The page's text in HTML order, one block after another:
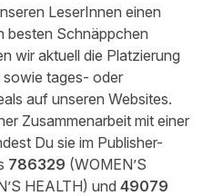
LeserInnen einen
besten Schnäppchen
wir aktuell die Platzierung
sowie tages- oder
auf unseren Websites.
Zusammenarbeit mit einer
Du sie im Publisher-
786329 (WOMEN’S
HEALTH) und 49079